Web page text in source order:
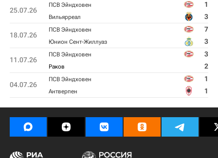
25.07.26
ПСВ Эйндховен 1
Вильярреал 3
18.07.26
ПСВ Эйндховен 7
Юнион Сент-Жиллуаз 3
11.07.26
ПСВ Эйндховен 3
Раков 2
04.07.26
ПСВ Эйндховен 1
Антверпен 1